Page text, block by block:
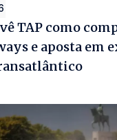
TAP como
e aposta em